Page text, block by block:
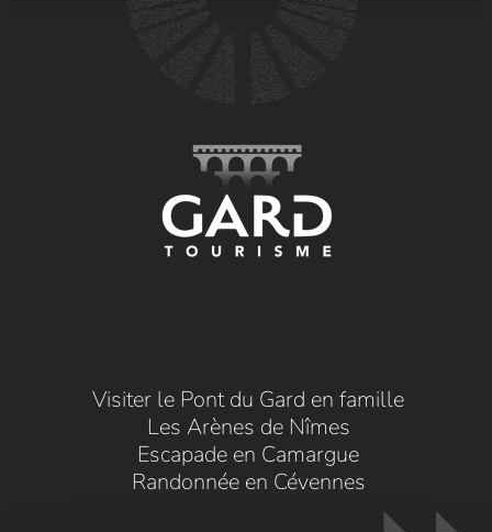
Visiter le Pont du Gard en famille
Les Arènes de Nîmes
Escapade en Camargue
Randonnée en Cévennes